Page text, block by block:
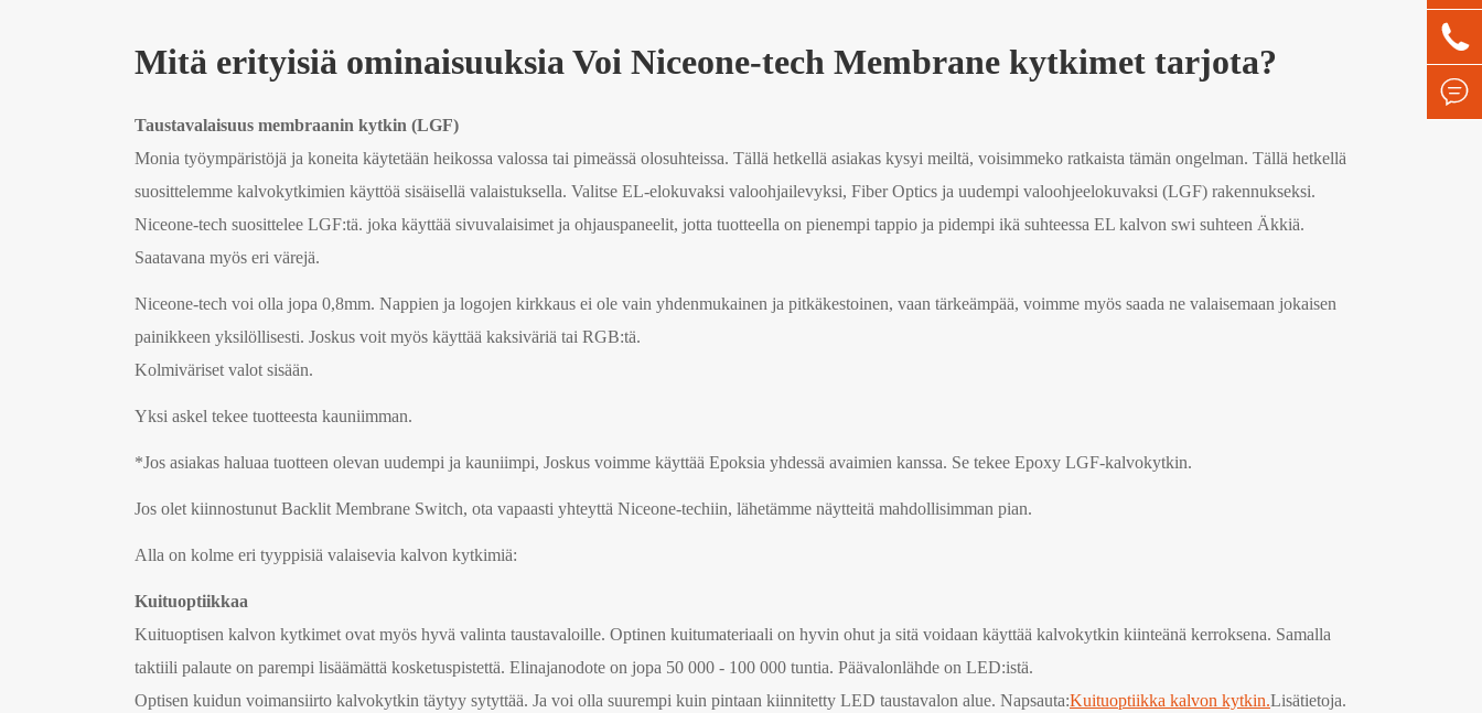
Mitä erityisiä ominaisuuksia Voi Niceone-tech Membrane kytkimet tarjota?
Taustavalaisuus membraanin kytkin (LGF)
Monia työympäristöjä ja koneita käytetään heikossa valossa tai pimeässä olosuhteissa. Tällä hetkellä asiakas kysyi meiltä, voisimmeko ratkaista tämän ongelman. Tällä hetkellä
suosittelemme kalvokytkimien käyttöä sisäisellä valaistuksella. Valitse EL-elokuvaksi valoohjailevyksi, Fiber Optics ja uudempi valoohjeelokuvaksi (LGF) rakennukseksi.
Niceone-tech suosittelee LGF:tä. joka käyttää sivuvalaisimet ja ohjauspaneelit, jotta tuotteella on pienempi tappio ja pidempi ikä suhteessa EL kalvon swi suhteen Äkkiä.
Saatavana myös eri värejä.
Niceone-tech voi olla jopa 0,8mm. Nappien ja logojen kirkkaus ei ole vain yhdenmukainen ja pitkäkestoinen, vaan tärkeämpää, voimme myös saada ne valaisemaan jokaisen
painikkeen yksilöllisesti. Joskus voit myös käyttää kaksiväriä tai RGB:tä.
Kolmiväriset valot sisään.
Yksi askel tekee tuotteesta kauniimman.
*Jos asiakas haluaa tuotteen olevan uudempi ja kauniimpi, Joskus voimme käyttää Epoksia yhdessä avaimien kanssa. Se tekee Epoxy LGF-kalvokytkin.
Jos olet kiinnostunut Backlit Membrane Switch, ota vapaasti yhteyttä Niceone-techiin, lähetämme näytteitä mahdollisimman pian.
Alla on kolme eri tyyppisiä valaisevia kalvon kytkimiä:
Kuituoptiikkaa
Kuituoptisen kalvon kytkimet ovat myös hyvä valinta taustavaloille. Optinen kuitumateriaali on hyvin ohut ja sitä voidaan käyttää kalvokytkin kiinteänä kerroksena. Samalla
taktiili palaute on parempi lisäämättä kosketuspistettä. Elinajanodote on jopa 50 000 - 100 000 tuntia. Päävalonlähde on LED:istä.
Optisen kuidun voimansiirto kalvokytkin täytyy sytyttää. Ja voi olla suurempi kuin pintaan kiinnitetty LED taustavalon alue. Napsauta:Kuituoptiikka kalvon kytkin.Lisätietoja.

